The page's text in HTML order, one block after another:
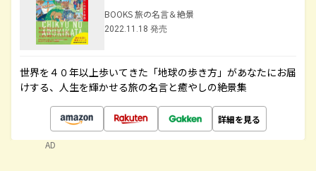
BOOKS 旅の名言＆絶景
2022.11.18 発売
世界を４０年以上歩いてきた「地球の歩き方」があなたにお届
けする、人生を輝かせる旅の名言と癒やしの絶景集
詳細を見る
AD